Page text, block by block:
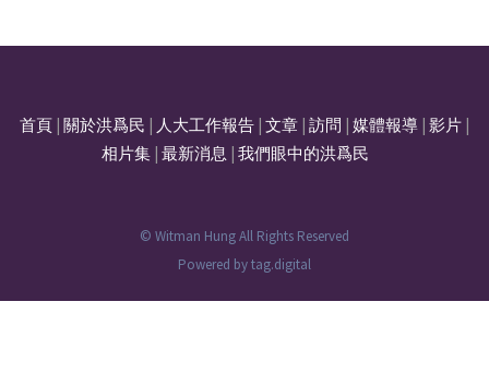
首頁 關於洪爲民 人大工作報告 文章 訪問 媒體報導 影片
相片集| 最新消息 我們眼中的洪爲民
© Witman Hung All Rights Reserved
Powered bytag.digital